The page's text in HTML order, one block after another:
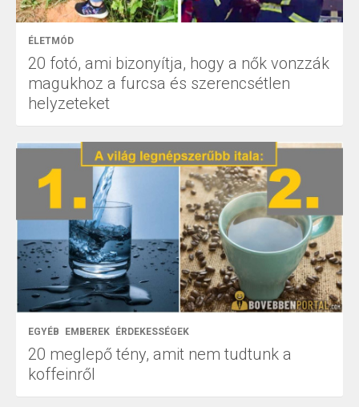
ÉLETMÓD
20 fotó, ami bizonyítja, hogy a nők vonzzák
magukhoz a furcsa és szerencsétlen
helyzeteket
EGYÉB EMBEREK ÉRDEKESSÉGEK
20 meglepő tény, amit nem tudtunk a
koffeinről